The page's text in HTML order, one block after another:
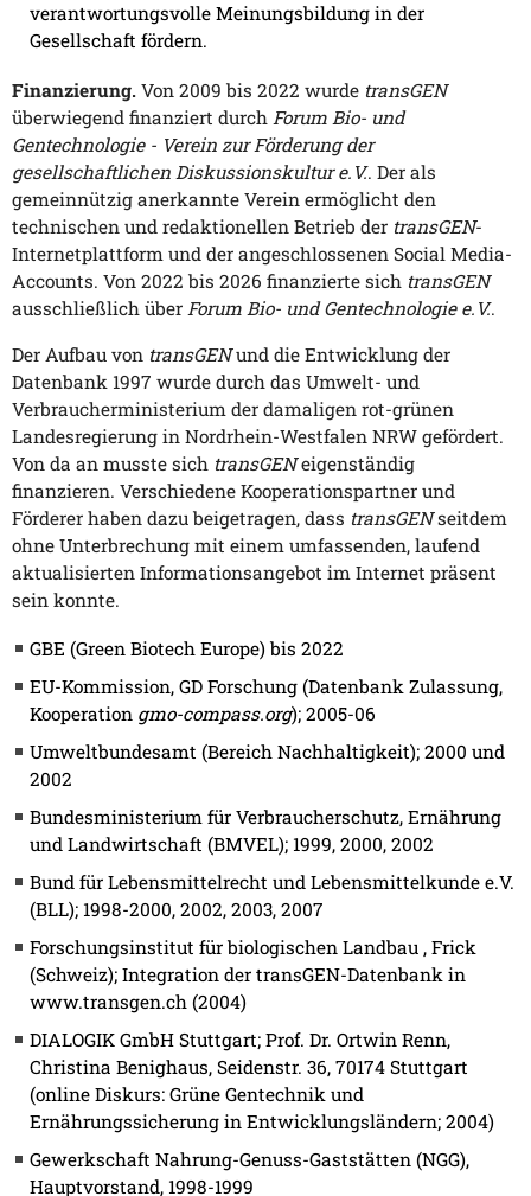
verantwortungsvolle Meinungsbildung in der
Gesellschaft fördern.
Finanzierung. Von 2009 bis 2022 wurde transGEN
überwiegend finanziert durch Forum Bio- und
Gentechnologie - Verein zur Förderung der
gesellschaftlichen Diskussionskultur e.V.. Der als
gemeinnützig anerkannte Verein ermöglicht den
technischen und redaktionellen Betrieb der transGEN-
Internetplattform und der angeschlossenen Social Media-
Accounts. Von 2022 bis 2026 finanzierte sich transGEN
ausschließlich über Forum Bio- und Gentechnologie e.V..
Der Aufbau von transGENund die Entwicklung der
Datenbank 1997 wurde durch das Umwelt- und
Verbraucherministerium der damaligen rot-grünen
Landesregierung in Nordrhein-Westfalen NRW gefördert.
Von da an musste sich transGENeigenständig
finanzieren. Verschiedene Kooperationspartner und
Förderer haben dazu beigetragen, dass transGENseitdem
ohne Unterbrechung mit einem umfassenden, laufend
aktualisierten Informationsangebot im Internet präsent
sein konnte.
GBE (Green Biotech Europe) bis 2022
EU-Kommission, GD Forschung (Datenbank Zulassung,
Kooperation gmo-compass.org); 2005-06
Umweltbundesamt (Bereich Nachhaltigkeit); 2000 und
2002
Bundesministerium für Verbraucherschutz, Ernährung
und Landwirtschaft (BMVEL); 1999, 2000, 2002
Bund für Lebensmittelrecht und Lebensmittelkunde e.V.
(BLL); 1998-2000, 2002, 2003, 2007
Forschungsinstitut für biologischen Landbau , Frick
(Schweiz); Integration der transGEN-Datenbank in
www.transgen.ch (2004)
DIALOGIK GmbH Stuttgart; Prof. Dr. Ortwin Renn,
Christina Benighaus, Seidenstr. 36, 70174 Stuttgart
(online Diskurs: Grüne Gentechnik und
Ernährungssicherung in Entwicklungsländern; 2004)
Gewerkschaft Nahrung-Genuss-Gaststätten (NGG),
Hauptvorstand, 1998-1999